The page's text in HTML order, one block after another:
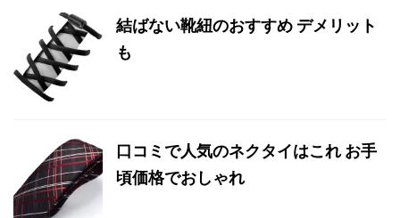
結ばない靴紐のおすすめ デメリット
も
口コミで人気のネクタイはこれ お手
頃価格でおしゃれ